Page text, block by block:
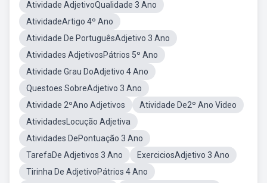
Atividade AdjetivoQualidade 3 Ano
AtividadeArtigo 4º Ano
Atividade De PortuguêsAdjetivo 3 Ano
Atividades AdjetivosPátrios 5º Ano
Atividade Grau DoAdjetivo 4 Ano
Questoes SobreAdjetivo 3 Ano
Atividade 2ºAno Adjetivos
Atividade De2º Ano Video
AtividadesLocução Adjetiva
Atividades DePontuação 3 Ano
TarefaDe Adjetivos 3 Ano
ExerciciosAdjetivo 3 Ano
Tirinha De AdjetivoPátrios 4 Ano